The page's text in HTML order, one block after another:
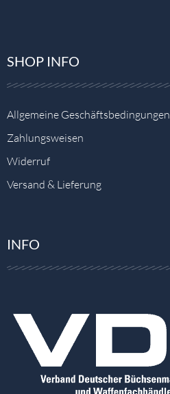
SHOP INFO
Allgemeine Geschäftsbedingungen
Zahlungsweisen
Widerruf
Versand & Lieferung
INFO